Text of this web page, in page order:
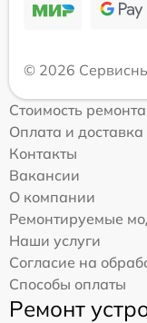
© 2026
Стоимость ремонта
Оплата и доставка
Контакты
Вакансии
О компании
Ремонтируемые
Наши услуги
Согласие на
Способы оплаты
Ремонт